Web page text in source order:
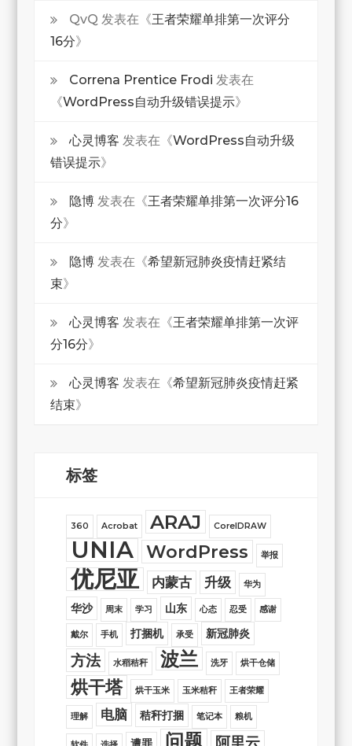
QvQ 发表在《王者荣耀单排第一次评分
16分》
Correna Prentice Frodi 发表在
《WordPress自动升级错误提示》
心灵博客 发表在《WordPress自动升级
错误提示》
隐博发表在《王者荣耀单排第一次评分16
分》
隐博发表在《希望新冠肺炎疫情赶紧结
束》
心灵博客 发表在《王者荣耀单排第一次评
分16分》
心灵博客 发表在《希望新冠肺炎疫情赶紧
结束》
标签
360 Acrobat ARAJ CorelDRAW
UNIA WordPress 举报
优尼亚 内蒙古 升级 华为
华沙 周末 学习 山东 心态 忍受 感谢
戴尔 手机 打捆机 承受 新冠肺炎
方法 水稻秸秆 波兰 洗牙 烘干仓储
烘干塔 烘干玉米 玉米秸秆 王者荣耀
理解 电脑 秸秆打捆 笔记本 粮机
问题